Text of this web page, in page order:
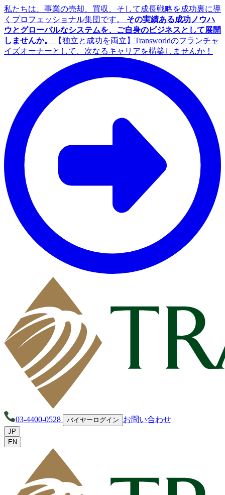
私たちは、事業の売却、買収、そして成長戦略を成功裏に導
くプロフェッショナル集団です。 その実績ある成功ノウハ
ウとグローバルなシステムを、ご自身のビジネスとして展開
しませんか。
【独立と成功を両立】Transworldのフランチャ
イズオーナーとして、次なるキャリアを構築しませんか！
03-4400-0528 バイヤーログイン お問い合わせ
JP
EN